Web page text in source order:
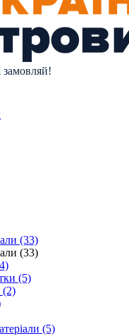
замовляй!
(33)
(33)
(5)
(2)
(5)